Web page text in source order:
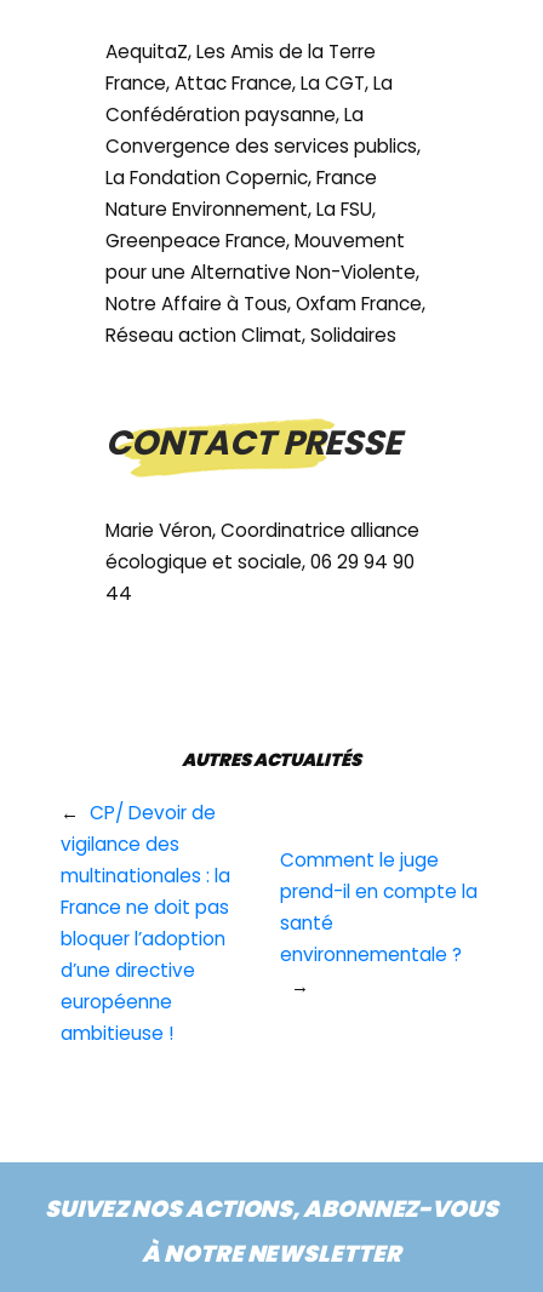
AequitaZ, Les Amis de la Terre
France, Attac France, La CGT, La
Confédération paysanne, La
Convergence des services publics,
La Fondation Copernic, France
Nature Environnement, La FSU,
Greenpeace France, Mouvement
pour une Alternative Non-Violente,
Notre Affaire à Tous, Oxfam France,
Réseau action Climat, Solidaires
CONTACT PRESSE
Marie Véron, Coordinatrice alliance
écologique et sociale, 06 29 94 90
44
← CP/ Devoir de
vigilance des
multinationales : la
France ne doit pas
bloquer l’adoption
d’une directive
européenne
ambitieuse !
AUTRES ACTUALITÉS
Comment le juge
prend-il en compte la
santé
environnementale ?
→
SUIVEZ NOS ACTIONS, ABONNEZ-VOUS
À NOTRE NEWSLETTER